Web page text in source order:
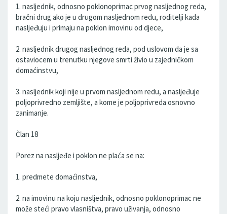
1. nasljednik, odnosno poklonoprimac prvog nasljednog reda,
bračni drug ako je u drugom nasljednom redu, roditelji kada
nasljeđuju i primaju na poklon imovinu od djece,
2. nasljednik drugog nasljednog reda, pod uslovom da je sa
ostaviocem u trenutku njegove smrti živio u zajedničkom
domaćinstvu,
3. nasljednik koji nije u prvom nasljednom redu, a nasljeđuje
poljoprivredno zemljište, a kome je poljoprivreda osnovno
zanimanje.
Član 18
Porez na nasljeđe i poklon ne plaća se na:
1. predmete domaćinstva,
2. na imovinu na koju nasljednik, odnosno poklonoprimac ne
može steći pravo vlasništva, pravo uživanja, odnosno